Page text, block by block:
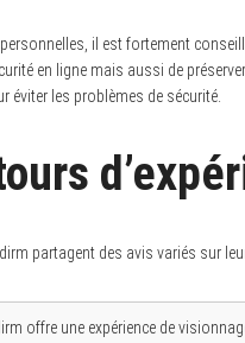
il est fortement
en ligne mais aussi de
éviter les problèmes de sécurité.
partagent des avis variés sur
offre une expérience de